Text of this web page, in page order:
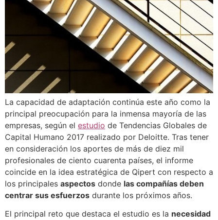
La capacidad de adaptación continúa este año como la
principal preocupación para la inmensa mayoría de las
empresas, según el estudio de Tendencias Globales de
Capital Humano 2017 realizado por Deloitte. Tras tener
en consideración los aportes de más de diez mil
profesionales de ciento cuarenta países, el informe
coincide en la idea estratégica de Qipert con respecto a
los principales aspectos donde las compañías deben
centrar sus esfuerzos durante los próximos años.
El principal reto que destaca el estudio es la necesidad